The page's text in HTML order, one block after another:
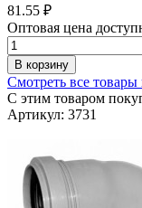
81.55 ₽
Оптовая цена
В корзину
Смотреть все
С этим товаром
Артикул: 3731